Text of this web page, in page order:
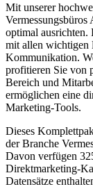
Mit unserer
optimal ausrichten.
mit allen wichtigen
Kommunikation.
profitieren Sie von
Bereich und
ermöglichen eine
Marketing-Tools.
Dieses
der Branche
Davon verfügen
Direktmarketing-
Datensätze